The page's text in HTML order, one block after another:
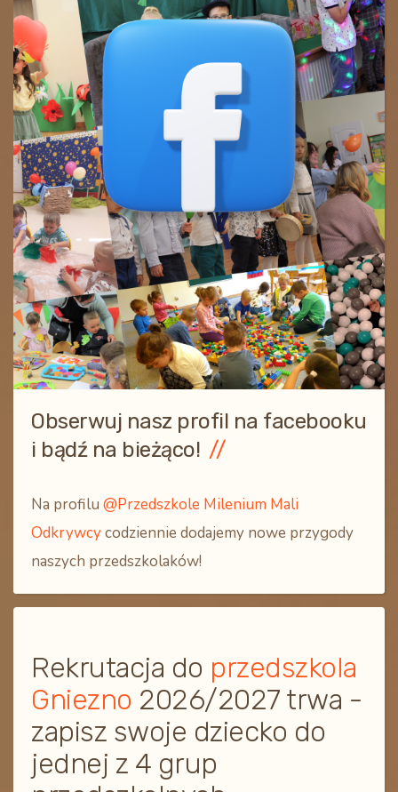
Obserwuj nasz profil na facebooku
i bądź na bieżąco!
Na profilu @Przedszkole Milenium Mali
Odkrywcycodziennie dodajemy nowe przygody
naszych przedszkolaków!
Rekrutacja do przedszkola
Gniezno 2026/2027 trwa -
zapisz swoje dziecko do
jednej z 4 grup